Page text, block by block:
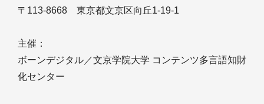
〒113-8668 東京都文京区向丘1-19-1
主催：
ボーンデジタル／文京学院大学 コンテンツ多言語知財
化センター